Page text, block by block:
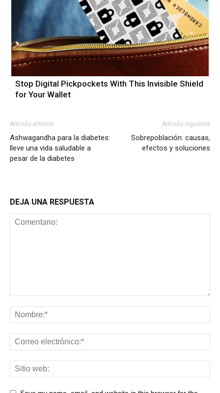
Stop Digital Pickpockets With This Invisible Shield
for Your Wallet
Artículo anterior
Ashwagandha para la diabetes:
lleve una vida saludable a
pesar de la diabetes
Artículo siguiente
Sobrepoblación: causas,
efectos y soluciones
DEJA UNA RESPUESTA